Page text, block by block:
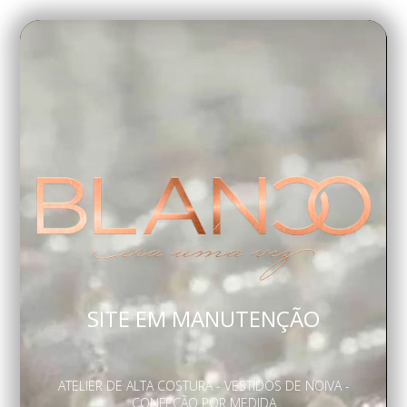
ATELIER DE ALTA COSTURA - VESTIDOS DE NOIVA -
CONFEÇÃO POR MEDIDA
SITE EM MANUTENÇÃO